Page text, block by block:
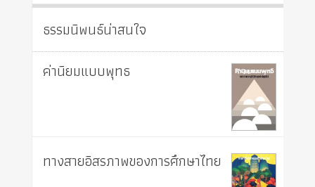
ธรรมนิพนธ์น่าสนใจ
ค่านิยมแบบพุทธ
ทางสายอิสรภาพของการศึกษาไทย